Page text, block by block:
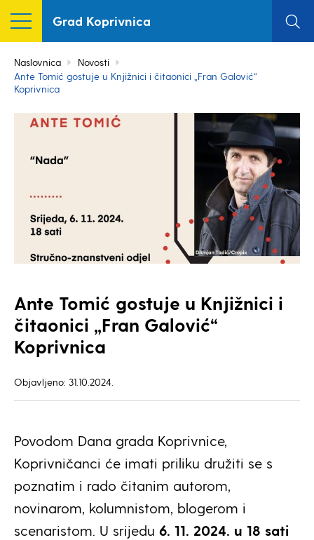
Grad Koprivnica
Naslovnica
Novosti
Ante Tomić gostuje u Knjižnici i čitaonici „Fran Galović“
Koprivnica
Ante Tomić gostuje u Knjižnici i
čitaonici „Fran Galović“
Koprivnica
Objavljeno: 31.10.2024.
Povodom Dana grada Koprivnice,
Koprivničanci će imati priliku družiti se s
poznatim i rado čitanim autorom,
novinarom, kolumnistom, blogerom i
scenaristom. U srijedu 6. 11. 2024. u 18 sati